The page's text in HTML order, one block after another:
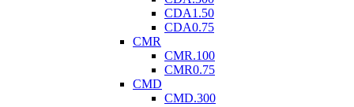
CDA1.50
CDA0.75
CMR
CMR.100
CMR0.75
CMD
CMD.300